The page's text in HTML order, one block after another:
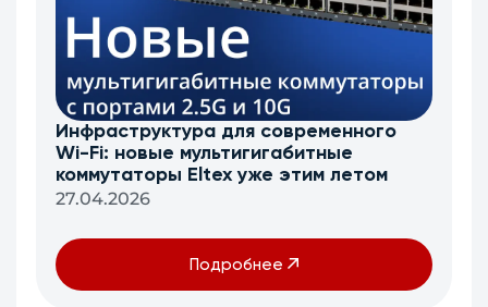
Инфраструктура для современного
Wi-Fi: новые мультигигабитные
коммутаторы Eltex уже этим летом
27.04.2026
Подробнее